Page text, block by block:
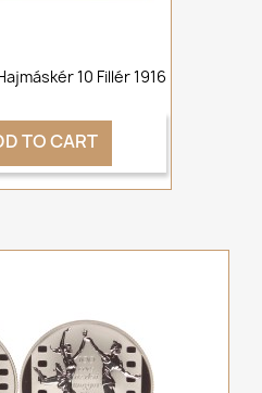
10 Fillér 1916
TO CART